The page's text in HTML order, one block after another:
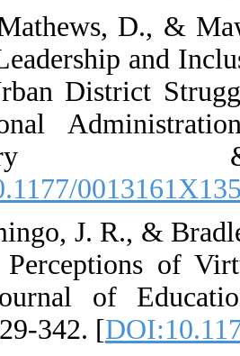
12. De
Justice
in an Urban
Educational
[DOI:10.1177/
13. Domingo,
Student
Tool. Journal
46(3), 329-342.